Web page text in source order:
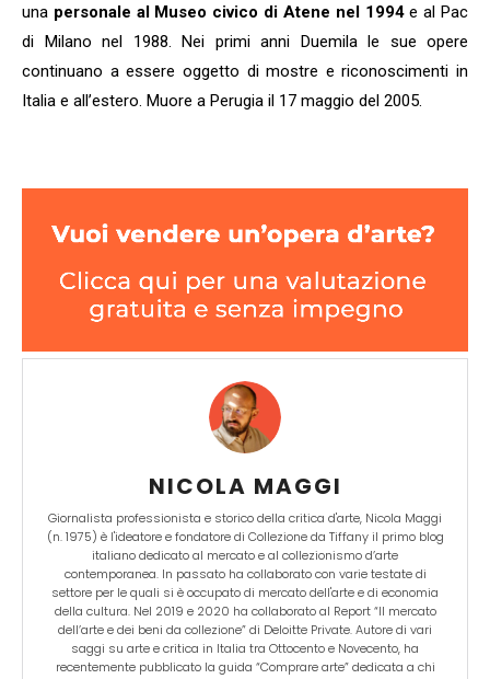
una personale al Museo civico di Atene nel 1994e al Pac
di Milano nel 1988. Nei primi anni Duemila le sue opere
continuano a essere oggetto di mostre e riconoscimenti in
Italia e all’estero. Muore a Perugia il 17 maggio del 2005.
NICOLA MAGGI
Giornalista professionista e storico della critica d'arte, Nicola Maggi
(n. 1975) è l'ideatore e fondatore di Collezione da Tiffany il primo blog
italiano dedicato al mercato e al collezionismo d’arte
contemporanea. In passato ha collaborato con varie testate di
settore per le quali si è occupato di mercato dell'arte e di economia
della cultura. Nel 2019 e 2020 ha collaborato al Report “Il mercato
dell’arte e dei beni da collezione” di Deloitte Private. Autore di vari
saggi su arte e critica in Italia tra Ottocento e Novecento, ha
recentemente pubblicato la guida “Comprare arte” dedicata a chi